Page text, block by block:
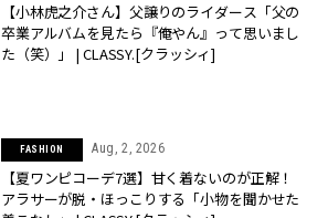
【小林虎之介さん】父譲りのライダース「父の
卒業アルバムを見たら『俺やん』って思いまし
た（笑）」 | CLASSY.[クラッシィ]
FASHION Aug, 2, 2026
【夏ワンピコーデ7選】甘く着ないのが正解！
アラサーが脱・ほっこりする「小物を聞かせた